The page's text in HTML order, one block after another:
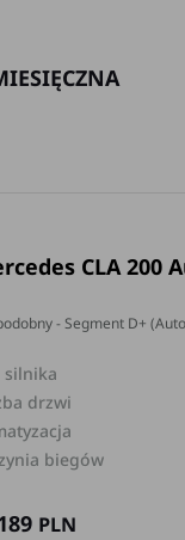
CLA 200
- Segment D+
silnika
drzwi
biegów
PLN